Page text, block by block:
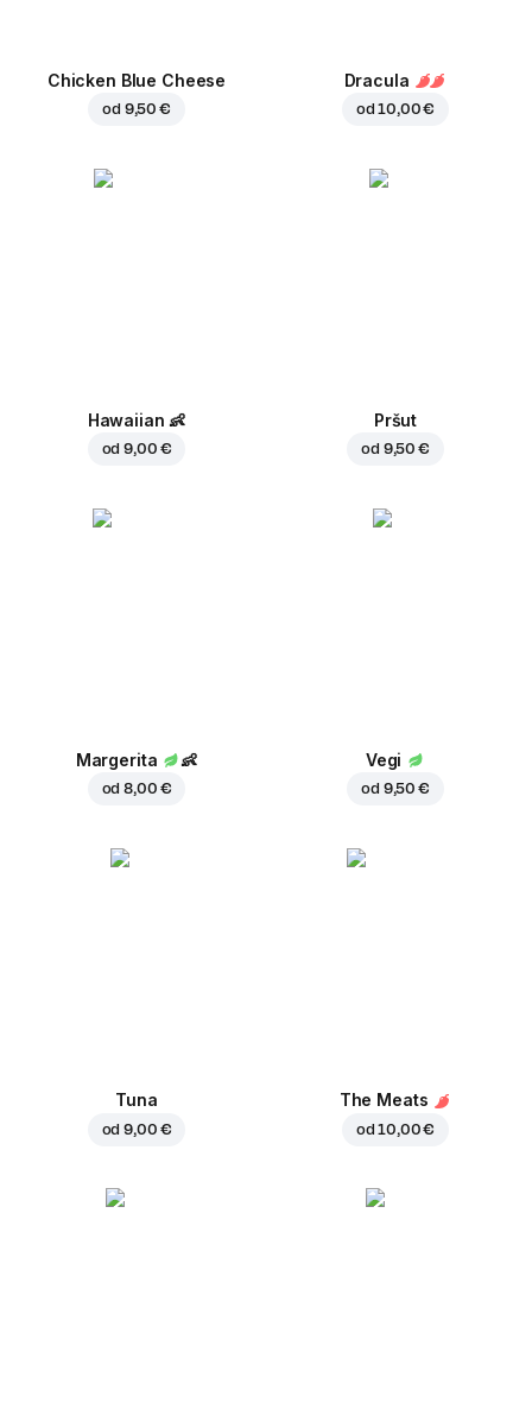
Chicken Blue Cheese
od 9,50 €
Dracula
od10,00 €
Hawaiian 👶
od9,00 €
Pršut
od 9,50 €
Margerita 👶
od8,00 €
Vegi
od 9,50 €
Tuna
od9,00 €
The Meats
od10,00 €